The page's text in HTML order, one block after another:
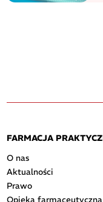
FARMACJA
O nas
Aktualności
Prawo
Opieka farmaceutyczna